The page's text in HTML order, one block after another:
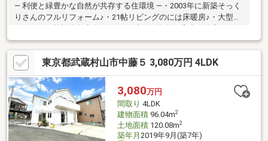
― 利便と緑豊かな自然が共存する住環境 ―・2003年に新築そっく
りさんのフルリフォーム♪・21帖リビングのには床暖房♪・大型シ
ョッピング施設多数点在♪・LDKを水回り集約！家事動線良好♪・
LDK部分、各居室に収納あり♪・充実の仕様と設備！・開放感のあ
る広々とした玄関！・小中学校徒歩6分圏内♪□資料請求受付中で
す！物件のことはもちろん、地域の事やご購入までの流れなど、
お気軽にお問い合わせくださいませ♪【ＡＣＣＥＳＳ】・西武拝島
線「武蔵砂川」駅・・・徒歩約24分・市立小中一貫大南学園小学
校・・・徒歩約6分・市立小中一貫大南学園中学校・・・徒歩約4
分
東京都武蔵村山市中藤５ 3,080万円 4LDK
3,080万円
間取り 4LDK
建物面積96.04m2
土地面積120.08m2
築年月 2019年9月(築7年)